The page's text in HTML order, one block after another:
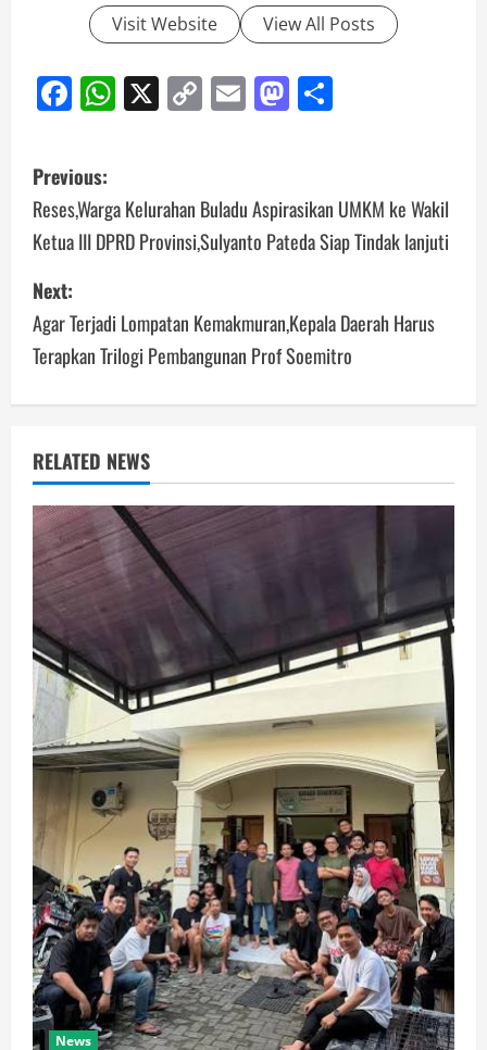
Visit Website View All Posts
Facebook
WhatsApp
X CopyEmailMastodon
Post
navigation
Previous:
Reses,Warga Kelurahan Buladu Aspirasikan UMKM ke Wakil
Ketua III DPRD Provinsi,Sulyanto Pateda Siap Tindak lanjuti
Next:
Agar Terjadi Lompatan Kemakmuran,Kepala Daerah Harus
Terapkan Trilogi Pembangunan Prof Soemitro
RELATED NEWS
News